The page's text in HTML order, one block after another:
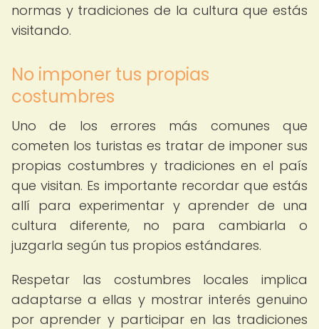
normas y tradiciones de la cultura que estás
visitando.
No imponer tus propias
costumbres
Uno de los errores más comunes que
cometen los turistas es tratar de imponer sus
propias costumbres y tradiciones en el país
que visitan. Es importante recordar que estás
allí para experimentar y aprender de una
cultura diferente, no para cambiarla o
juzgarla según tus propios estándares.
Respetar las costumbres locales implica
adaptarse a ellas y mostrar interés genuino
por aprender y participar en las tradiciones